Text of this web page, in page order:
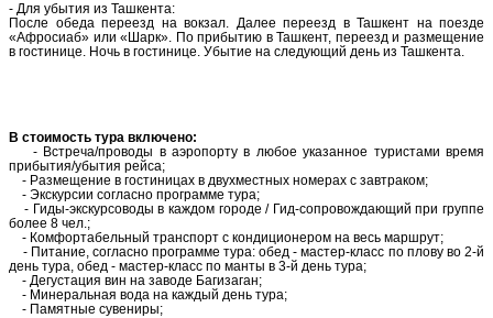
- Для убытия из Ташкента:
После обеда переезд на вокзал. Далее переезд в Ташкент на поезде
«Афросиаб» или «Шарк». По прибытию в Ташкент, переезд и размещение
в гостинице. Ночь в гостинице. Убытие на следующий день из Ташкента.
В стоимость тура включено:
- Встреча/проводы в аэропорту в любое указанное туристами время
прибытия/убытия рейса;
- Размещение в гостиницах в двухместных номерах с завтраком;
- Экскурсии согласно программе тура;
- Гиды-экскурсоводы в каждом городе / Гид-сопровождающий при группе
более 8 чел.;
- Комфортабельный транспорт с кондиционером на весь маршрут;
- Питание, согласно программе тура: обед - мастер-класс по плову во 2-й
день тура, обед - мастер-класс по манты в 3-й день тура;
- Дегустация вин на заводе Багизаган;
- Минеральная вода на каждый день тура;
- Памятные сувениры;